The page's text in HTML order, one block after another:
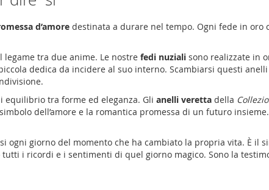
d’amore destinata a durare nel tempo. Ogni fede in oro
legame tra due anime. Le nostre fedi nuziali sono realizzate in
dedica da incidere al suo interno. Scambiarsi questi
equilibrio tra forme ed eleganza. Gli anelli veretta della
dell’amore e la romantica promessa di un futuro
ogni giorno del momento che ha cambiato la propria vita. È il
tutti i ricordi e i sentimenti di quel giorno magico. Sono la